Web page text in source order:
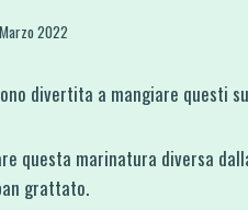
2022
divertita a mangiare questi
questa marinatura diversa
grattato.